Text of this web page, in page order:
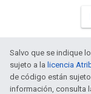
Salvo que se indique
sujeto a la licencia
de código están
información, consulta